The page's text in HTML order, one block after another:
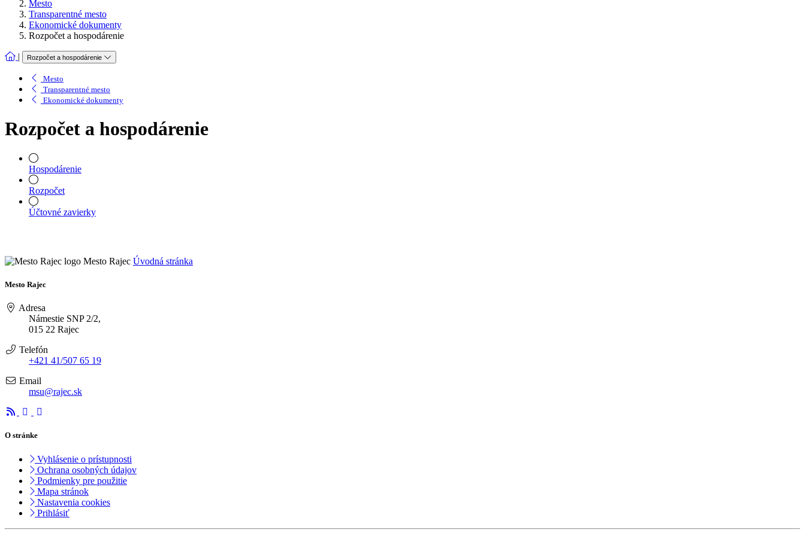
Mesto
Transparentné mesto
Ekonomické dokumenty
Rozpočet a hospodárenie
| Rozpočet a hospodárenie
Mesto
Transparentné mesto
Ekonomické dokumenty
Rozpočet a hospodárenie
Hospodárenie
Rozpočet
Účtovné zavierky
Mesto Rajec Úvodná stránka
Mesto Rajec
Adresa
Námestie SNP 2/2,
015 22 Rajec
Telefón
+421 41/507 65 19
Email
msu@rajec.sk
O stránke
Vyhlásenie o prístupnosti
Ochrana osobných údajov
Podmienky pre použitie
Mapa stránok
Nastavenia cookies
Prihlásiť